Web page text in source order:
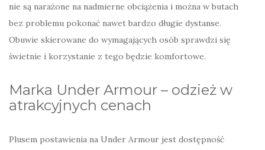
nie są narażone na nadmierne obciążenia i można w butach
bez problemu pokonać nawet bardzo długie dystanse.
Obuwie skierowane do wymagających osób sprawdzi się
świetnie i korzystanie z tego będzie komfortowe.
Marka Under Armour – odzież w
atrakcyjnych cenach
Plusem postawienia na Under Armour jest dostępność